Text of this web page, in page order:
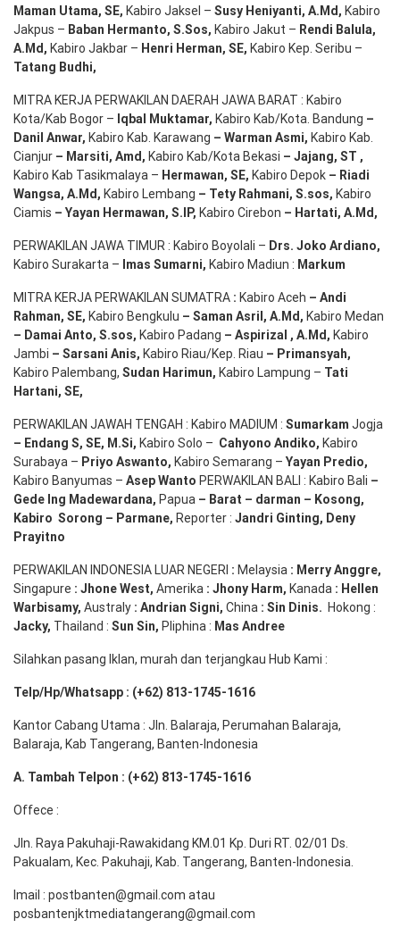
Maman Utama, SE, Kabiro Jaksel – Susy Heniyanti, A.Md , Kabiro
Jakpus – Baban Hermanto, S.Sos, Kabiro Jakut – Rendi Balula,
A.Md , Kabiro Jakbar – Henri Herman, SE, Kabiro Kep. Seribu –
Tatang Budhi,
MITRA KERJA PERWAKILAN DAERAH JAWA BARAT : Kabiro
Kota/Kab Bogor – Iqbal Muktamar, Kabiro Kab/Kota. Bandung –
Danil Anwar, Kabiro Kab. Karawang – Warman Asmi, Kabiro Kab.
Cianjur – Marsiti, Amd , Kabiro Kab/Kota Bekasi – Jajang, ST ,
Kabiro Kab Tasikmalaya – Hermawan, SE, Kabiro Depok – Riadi
Wangsa, A.Md , Kabiro Lembang – Tety Rahmani, S.sos, Kabiro
Ciamis – Yayan Hermawan, S.IP, Kabiro Cirebon – Hartati, A.Md ,
PERWAKILAN JAWA TIMUR : Kabiro Boyolali – Drs. Joko Ardiano,
Kabiro Surakarta – Imas Sumarni, Kabiro Madiun : Markum
MITRA KERJA PERWAKILAN SUMATRA : Kabiro Aceh – Andi
Rahman, SE, Kabiro Bengkulu – Saman Asril , A.Md , Kabiro Medan
– Damai Anto, S.sos, Kabiro Padang – Aspirizal , A.Md , Kabiro
Jambi – Sarsani Anis, Kabiro Riau/Kep. Riau – Primansyah,
Kabiro Palembang, Sudan Harimun, Kabiro Lampung – Tati
Hartani, SE,
PERWAKILAN JAWAH TENGAH : Kabiro MADIUM : Sumarkam Jogja
– Endang S, SE, M.Si, Kabiro Solo – Cahyono Andiko, Kabiro
Surabaya – Priyo Aswanto, Kabiro Semarang – Yayan Predio,
Kabiro Banyumas – AsepWanto PERWAKILAN BALI : Kabiro Bali –
Gede Ing Madewardana, Papua – Barat – darman – Kosong,
Kabiro Sorong – Parmane, Reporter : Jandri Ginting, Deny
Prayitno
PERWAKILAN INDONESIA LUAR NEGERI : Melaysia : MerryAnggre,
Singapure : JhoneWest, Amerika : Jhony Harm, Kanada : Hellen
Warbisamy, Australy : Andrian Signi, China : Sin Dinis. Hokong :
Jacky, Thailand : Sun Sin, Pliphina : Mas Andree
Silahkan pasang Iklan, murah dan terjangkau Hub Kami :
Telp/Hp/Whatsapp : (+62) 813-1745-1616
Kantor Cabang Utama : Jln. Balaraja, Perumahan Balaraja,
Balaraja, Kab Tangerang, Banten-Indonesia
A. Tambah Telpon : (+62) 813-1745-1616
Offece :
Jln. Raya Pakuhaji-Rawakidang KM.01 Kp. Duri RT. 02/01 Ds.
Pakualam, Kec. Pakuhaji, Kab. Tangerang, Banten-Indonesia.
Imail : postbanten@gmail.com atau
posbantenjktmediatangerang@gmail.com